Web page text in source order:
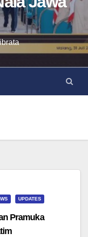
UPDATES
Pramuka